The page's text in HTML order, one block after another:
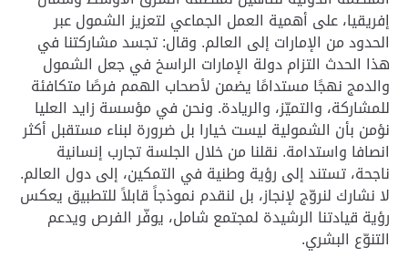
إفريقيا، على أهمية العمل الجماعي لتعزيز الشمول عبر
الحدود من الإمارات إلى العالم. وقال: تجسد مشاركتنا في
هذا الحدث التزام دولة الإمارات الراسخ في جعل الشمول
والدمج نهجًا مستدامًا يضمن لأصحاب الهمم فرصًا متكافئة
للمشاركة، والتميّز، والريادة. ونحن في مؤسسة زايد العليا
نؤمن بأن الشمولية ليست خيارا بل ضرورة لبناء مستقبل أكثر
انصافا واستدامة. نقلنا من خلال الجلسة تجارب إنسانية
ناجحة، تستند إلى رؤية وطنية في التمكين، إلى دول العالم.
لا نشارك لنروّج لإنجاز، بل لنقدم نموذجاً قابلاً للتطبيق يعكس
رؤية قيادتنا الرشيدة لمجتمع شامل، يوفّر الفرص ويدعم
التنوّع البشري.